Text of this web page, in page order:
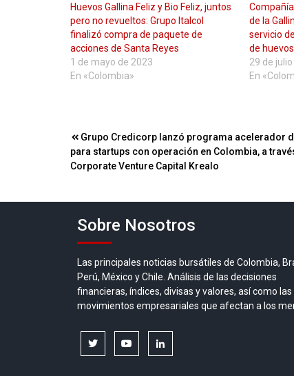
Huevos Gallina Feliz y Bio Feliz, juntos
pero no revueltos: Grupo Italcol
finalizó compra de paquete de
acciones de Santa Reyes
1 de mayo de 2023
En «Colombia»
de la
servicio
de huevos
29 de
En
Navegación
de
Grupo Credicorp lanzó programa acelerador
para startups con operación en Colombia, a
Corporate Venture Capital Krealo
Sobre Nosotros
Las principales noticias bursátiles de Colombia,
Perú, México y Chile. Análisis de las decisiones
financieras, índices, divisas y valores, así como las
movimientos empresariales que afectan a los
twitter youtubelinkedin